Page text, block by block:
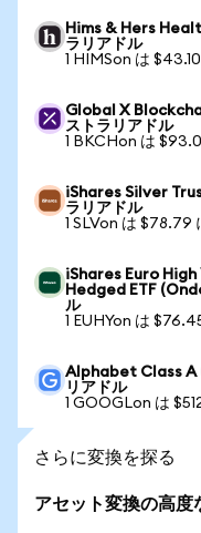
Hims & Hers
ラリアドル
1 HIMSon は
Global X
ストラリアドル
1 BKCHon は
iShares Silver
ラリアドル
1 SLVon は $78.79
iShares Euro
Hedged ETF
ル
1 EUHYon は
Alphabet Class A
リアドル
1 GOOGLon は
さらに変換を探る
アセット変換の高度